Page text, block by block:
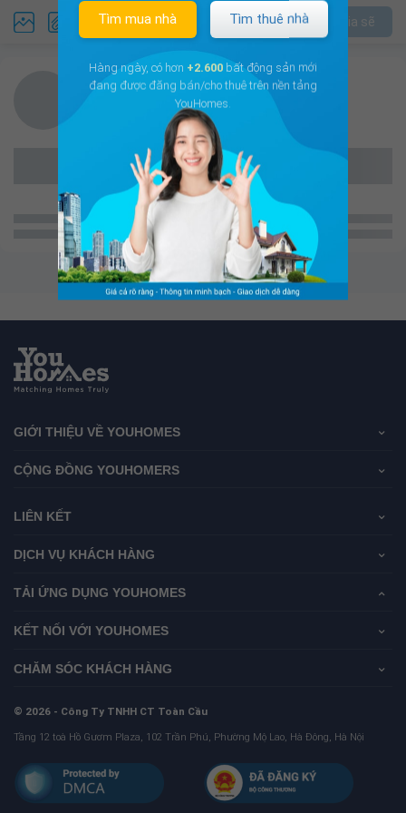
Chia sẽ
GIỚI THIỆU VỀ YOUHOMES
CỘNG ĐỒNG YOUHOMERS
LIÊN KẾT
DỊCH VỤ KHÁCH HÀNG
TẢI ỨNG DỤNG YOUHOMES
KẾT NỐI VỚI YOUHOMES
CHĂM SÓC KHÁCH HÀNG
© 2026 - Công Ty TNHH CT Toàn Cầu
Tầng 12 toà Hồ Gươm Plaza, 102 Trần Phú, Phường Mộ Lao, Hà Đông, Hà Nội
Tìm mua nhà Tìm thuê nhà
Hàng ngày, có hơn +2.600 bất động sản mới
đang được đăng bán/cho thuê trên nền tảng
YouHomes.